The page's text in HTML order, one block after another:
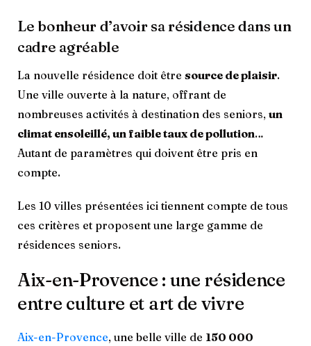
Le bonheur d’avoir sa résidence dans un
cadre agréable
La nouvelle résidence doit être source de plaisir.
Une ville ouverte à la nature, offrant de
nombreuses activités à destination des seniors, un
climat ensoleillé, un faible taux de pollution…
Autant de paramètres qui doivent être pris en
compte.
Les 10 villes présentées ici tiennent compte de tous
ces critères et proposent une large gamme de
résidences seniors.
Aix-en-Provence : une résidence
entre culture et art de vivre
Aix-en-Provence, une belle ville de 150 000